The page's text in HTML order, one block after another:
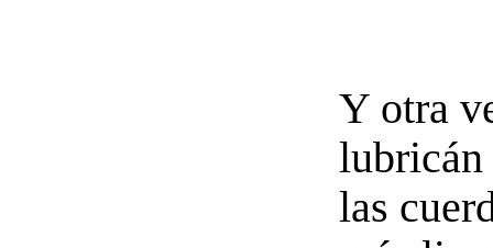
Y otra
lubricán
las